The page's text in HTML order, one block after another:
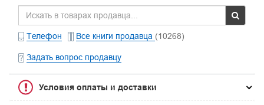
Телефон Все книги продавца (10268)
Задать вопрос продавцу
Условия оплаты и доставки